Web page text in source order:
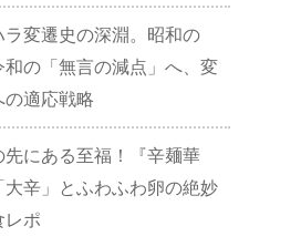
ラ変遷史の深淵。昭和の
和の「無言の減点」へ、変
適応戦略
先にある至福！『辛麺華
大辛」とふわふわ卵の絶妙
レポ